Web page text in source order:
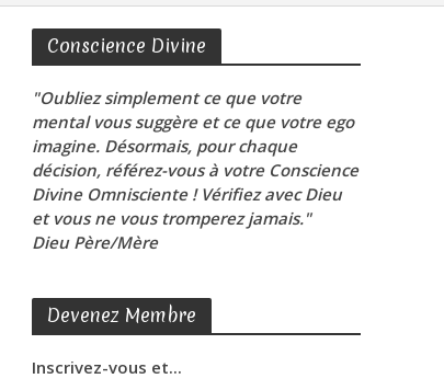
Conscience Divine
"Oubliez simplement ce que votre
mental vous suggère et ce que votre ego
imagine. Désormais, pour chaque
décision, référez-vous à votre Conscience
Divine Omnisciente ! Vérifiez avec Dieu
et vous ne vous tromperez jamais."
Dieu Père/Mère
Devenez Membre
Inscrivez-vous et...